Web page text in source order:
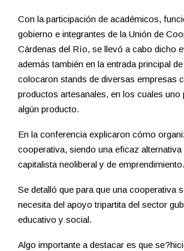
Con la participación de académicos,
gobierno e integrantes de la Unión de
Cárdenas del Río, se llevó a cabo dicho
además también en la entrada principal
colocaron stands de diversas empresas
productos artesanales, en los cuales uno
algún producto.
En la conferencia explicaron cómo
cooperativa, siendo una eficaz
capitalista neoliberal y de emprendimiento.
Se detalló que para que una cooperativa
necesita del apoyo tripartita del sector
educativo y social.
Algo importante a destacar es que